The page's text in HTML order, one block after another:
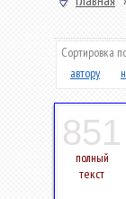
Сортировка
автору
851
полный
текст